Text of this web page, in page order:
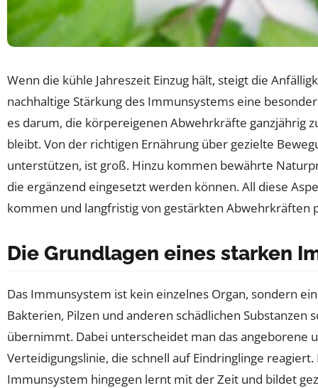
Wenn die kühle Jahreszeit Einzug hält, steigt die
nachhaltige Stärkung des Immunsystems eine
es darum, die körpereigenen Abwehrkräfte ganzjährig
bleibt. Von der richtigen Ernährung über gezielte
unterstützen, ist groß. Hinzu kommen bewährte
die ergänzend eingesetzt werden können. All diese
kommen und langfristig von gestärkten Abwehrkräften
Die Grundlagen eines starken
Das Immunsystem ist kein einzelnes Organ, sondern
Bakterien, Pilzen und anderen schädlichen
übernimmt. Dabei unterscheidet man das
Verteidigungslinie, die schnell auf Eindringlinge
Immunsystem hingegen lernt mit der Zeit und bildet